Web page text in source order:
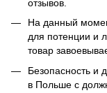
отзывов.
На данный
для потенции и
товар
Безопасность и
в Польше с